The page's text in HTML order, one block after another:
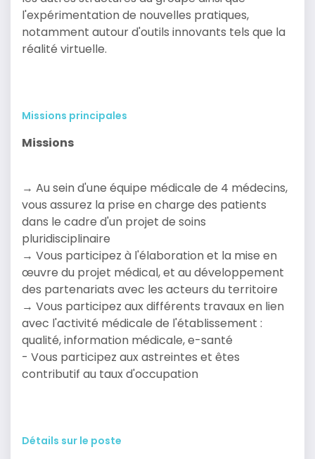
l'expérimentation de nouvelles pratiques,
notamment autour d'outils innovants tels que la
réalité virtuelle.
Missions principales
Missions
→ Au sein d'une équipe médicale de 4 médecins,
vous assurez la prise en charge des patients
dans le cadre d'un projet de soins
pluridisciplinaire
→ Vous participez à l'élaboration et la mise en
œuvre du projet médical, et au développement
des partenariats avec les acteurs du territoire
→ Vous participez aux différents travaux en lien
avec l'activité médicale de l'établissement :
qualité, information médicale, e-santé
- Vous participez aux astreintes et êtes
contributif au taux d'occupation
Détails sur le poste